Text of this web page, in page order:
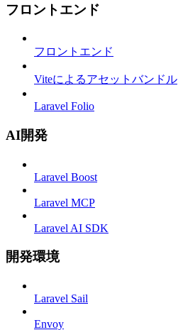
フロントエンド
フロントエンド
Viteによるアセットバンドル
Laravel Folio
AI開発
Laravel Boost
Laravel MCP
Laravel AI SDK
開発環境
Laravel Sail
Envoy